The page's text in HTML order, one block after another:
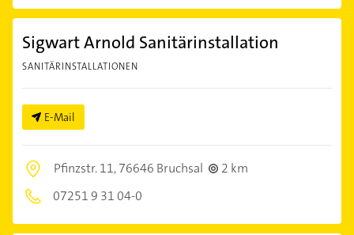
Sigwart Arnold Sanitärinstallation
SANITÄRINSTALLATIONEN
E-Mail
Pfinzstr. 11,76646 Bruchsal
2 km
07251 9 31 04-0